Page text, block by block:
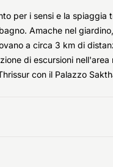
per i sensi e la spiaggia
Amache nel
a circa 3 km di
di escursioni
con il Palazzo